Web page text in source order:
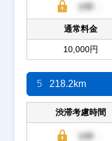
通常料金
10,000円
5 218.2km
渋滞考慮時間